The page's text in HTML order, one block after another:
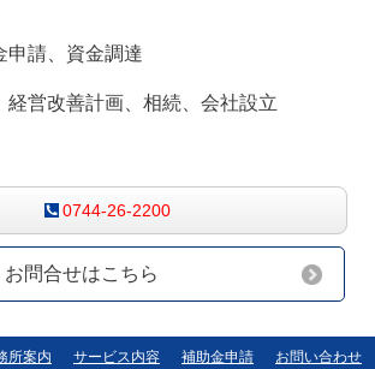
申請、資金調達
経営改善計画、相続、会社設立
0744-26-2200
お問合せはこちら
所案内 サービス内容 補助金申請 お問い合わせ